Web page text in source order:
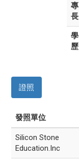
專
長
學
歷
證照
發照單位
Silicon Stone
Education.Inc